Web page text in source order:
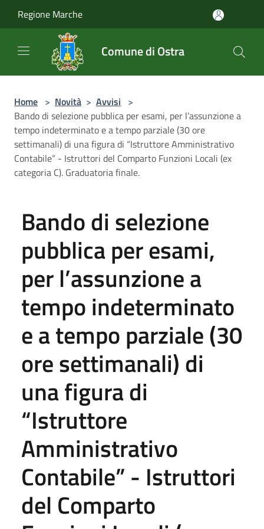
Regione Marche
Comune di Ostra
Home > Novità > Avvisi >
Bando di selezione pubblica per esami, per l’assunzione a
tempo indeterminato e a tempo parziale (30 ore
settimanali) di una figura di “Istruttore Amministrativo
Contabile” - Istruttori del Comparto Funzioni Locali (ex
categoria C). Graduatoria finale.
Bando di selezione
pubblica per esami,
per l’assunzione a
tempo indeterminato
e a tempo parziale (30
ore settimanali) di
una figura di
“Istruttore
Amministrativo
Contabile” - Istruttori
del Comparto